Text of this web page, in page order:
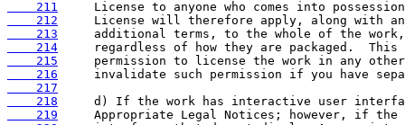
    211
    212
    213
    214
    215
    216
    217
    218
    219